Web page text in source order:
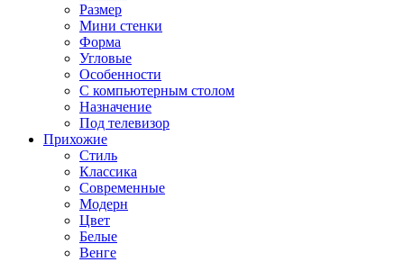
Размер
Мини стенки
Форма
Угловые
Особенности
С компьютерным столом
Назначение
Под телевизор
Прихожие
Стиль
Классика
Современные
Модерн
Цвет
Белые
Венге